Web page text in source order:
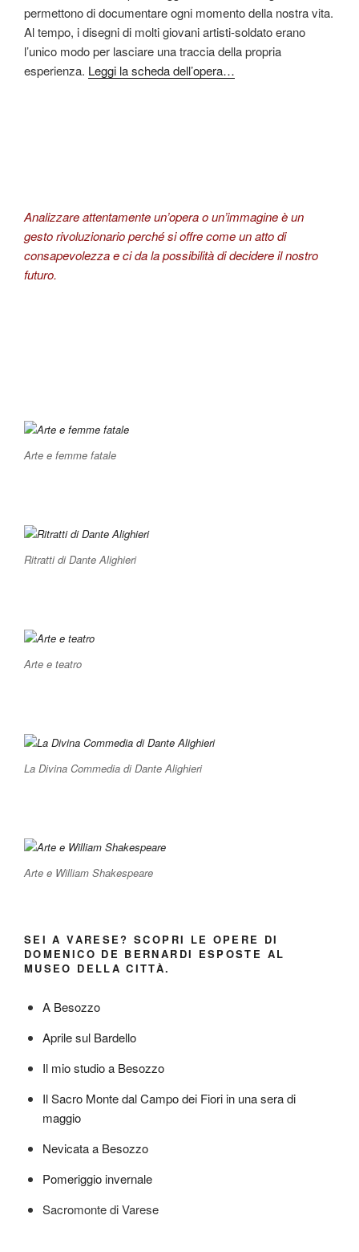
permettono di documentare ogni momento della nostra vita.
Al tempo, i disegni di molti giovani artisti-soldato erano
l’unico modo per lasciare una traccia della propria
esperienza. Leggi la scheda dell’opera…
Analizzare attentamente un’opera o un’immagine è un
gesto rivoluzionario perché si offre come un atto di
consapevolezza e ci da la possibilità di decidere il nostro
futuro.
Arte e femme fatale
Ritratti di Dante Alighieri
Arte e teatro
La Divina Commedia di Dante Alighieri
Arte e William Shakespeare
SEI A VARESE? SCOPRI LE OPERE DI
DOMENICO DE BERNARDI ESPOSTE AL
MUSEO DELLA CITTÀ.
A Besozzo
Aprile sul Bardello
Il mio studio a Besozzo
Il Sacro Monte dal Campo dei Fiori in una sera di
maggio
Nevicata a Besozzo
Pomeriggio invernale
Sacromonte di Varese